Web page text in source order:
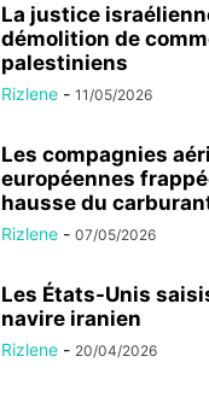
La justice
démolition de
palestiniens
Rizlene - 11/05/2026
Les compagnies
européennes
hausse du
Rizlene - 07/05/2026
Les États-Unis
navire iranien
Rizlene - 20/04/2026